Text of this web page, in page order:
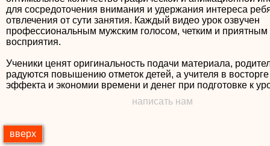
для сосредоточения внимания и удержания интереса
отвлечения от сути занятия. Каждый видео урок озвучен
профессиональным мужским голосом, четким и приятным
восприятия.
Ученики ценят оригинальность подачи материала,
радуются повышению отметок детей, а учителя в восторге
написать нам
вверх